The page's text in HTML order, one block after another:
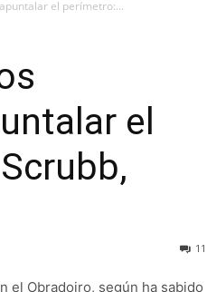
el perímetro:...
el
11
el Obradoiro, según ha sabido